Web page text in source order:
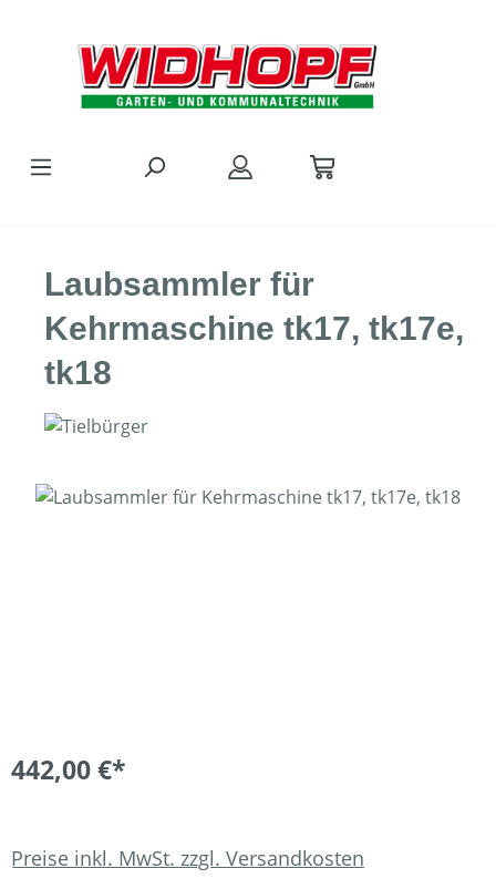
Laubsammler für
Kehrmaschine tk17, tk17e,
tk18
Bildergalerie überspringen
442,00 €*
Preise inkl. MwSt. zzgl. Versandkosten